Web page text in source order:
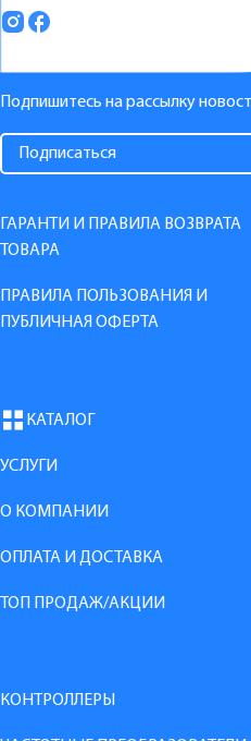
Подпишитесь на рассылку
ГАРАНТИ И ПРАВИЛА ВОЗВРАТА
ТОВАРА
ПРАВИЛА ПОЛЬЗОВАНИЯ И
ПУБЛИЧНАЯ ОФЕРТА
КАТАЛОГ
УСЛУГИ
О КОМПАНИИ
ОПЛАТА И ДОСТАВКА
ТОП ПРОДАЖ/АКЦИИ
КОНТРОЛЛЕРЫ